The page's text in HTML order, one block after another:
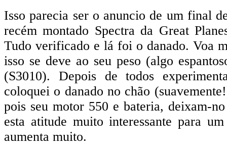
Isso parecia ser o anuncio de um final
recém montado Spectra da Great
Tudo verificado e lá foi o danado. Voa
isso se deve ao seu peso (algo
(S3010). Depois de todos
coloquei o danado no chão
pois seu motor 550 e bateria, deixam-
esta atitude muito interessante para
aumenta muito.